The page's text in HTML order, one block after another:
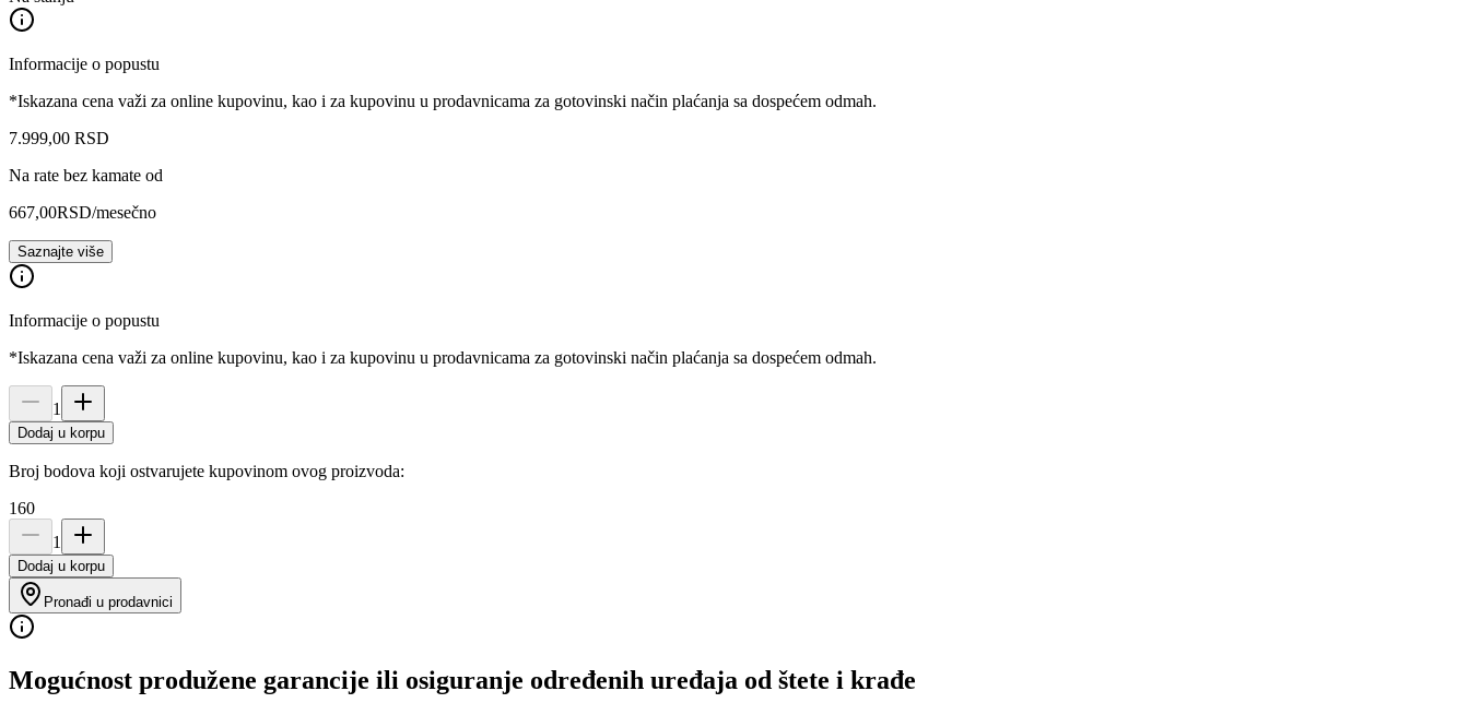
Informacije o popustu
*Iskazana cena važi za online kupovinu, kao i za kupovinu u prodavnicama za gotovinski način plaćanja sa dospećem odmah.
7.999,00 RSD
Na rate bez kamate od
667,00RSD/mesečno
Saznajte više
Informacije o popustu
*Iskazana cena važi za online kupovinu, kao i za kupovinu u prodavnicama za gotovinski način plaćanja sa dospećem odmah.
1
Dodaj u korpu
Broj bodova koji ostvarujete kupovinom ovog proizvoda:
160
1
Dodaj u korpu
Pronađi u prodavnici
Mogućnost produžene garancije ili osiguranje određenih uređaja od štete i krađe